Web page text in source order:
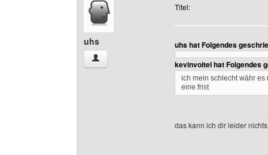
uhs
uhs Benutzer-Profile anzeigen
Titel:
uhs hat Folgendes
kevinvoitel hat Folgendes
ich mein schlecht währ
eine frist
das kann ich dir leider